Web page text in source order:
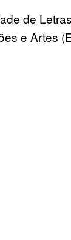
de
e Artes